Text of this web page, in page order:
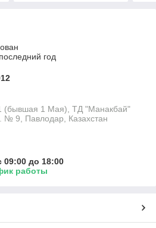
год
(бывшая 1 Мая), ТД "Манакбай"
№ 9, Павлодар, Казахстан
09:00 до 18:00
работы